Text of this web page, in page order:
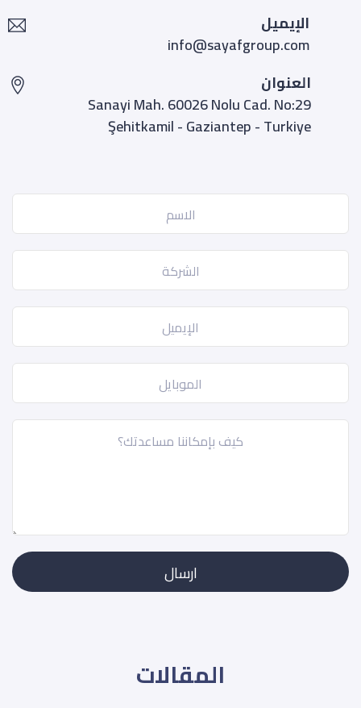
الإيميل
info@sayafgroup.com
العنوان
Sanayi Mah. 60026 Nolu Cad. No:29
Şehitkamil - Gaziantep - Turkiye
المقالات